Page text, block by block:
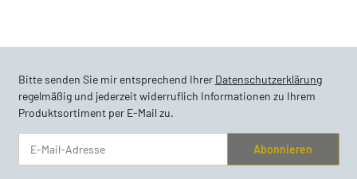
Bitte senden Sie mir entsprechend Ihrer Datenschutzerklärung
regelmäßig und jederzeit widerruflich Informationen zu Ihrem
Produktsortiment per E-Mail zu.
Abonnieren